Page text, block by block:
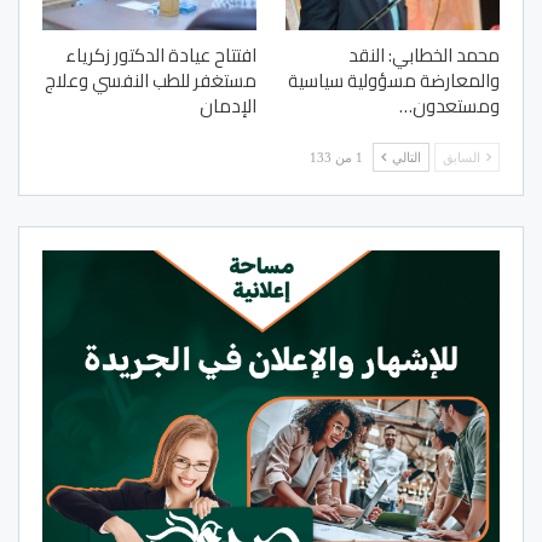
محمد الخطابي: النقد
والمعارضة مسؤولية سياسية
ومستعدون…
افتتاح عيادة الدكتور زكرياء
مستغفر للطب النفسي وعلاج
الإدمان
السابق التالي 1 من 133